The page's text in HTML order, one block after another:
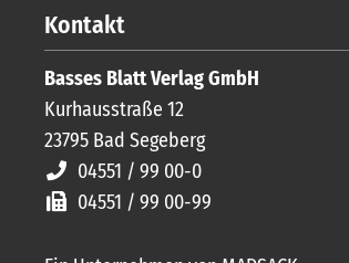
Kontakt
Basses Blatt Verlag GmbH
Kurhausstraße 12
23795 Bad Segeberg
04551 / 99 00-0
04551 / 99 00-99